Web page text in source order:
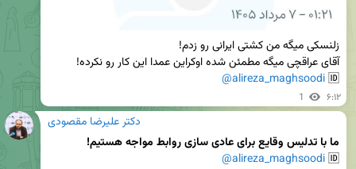
🆔
@alireza_maghsoodi
1 ۶:۱۲
دکتر علیرضا مقصودی
ما با تدلیس وقایع برای عادی سازی روابط مواجه هستیم!
🆔
@alireza_maghsoodi